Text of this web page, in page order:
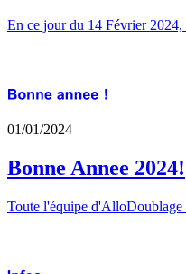
En ce jour du 14 Février
01/01/2024
Bonne Annee 2024!
Toute l'équipe d'AlloDoublage